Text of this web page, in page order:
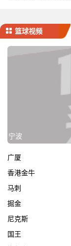
篮球视频
宁波
广厦
香港金牛
马刺
掘金
尼克斯
国王